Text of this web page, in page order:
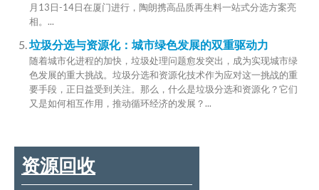
资源回收
月13日-14日在厦门进行，陶朗携高品质再生料一站式分选方案亮
相。...
垃圾分选与资源化：城市绿色发展的双重驱动力
随着城市化进程的加快，垃圾处理问题愈发突出，成为实现城市绿
色发展的重大挑战。垃圾分选和资源化技术作为应对这一挑战的重
要手段，正日益受到关注。那么，什么是垃圾分选和资源化？它们
又是如何相互作用，推动循环经济的发展？...